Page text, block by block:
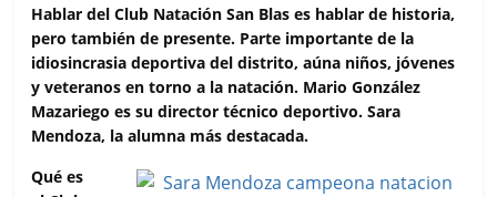
c
e
b
o
o
k
i
t
t
e
r
a
t
s
A
p
p
a
i
l
m
p
a
r
t
i
r
Hablar del Club Natación San Blas es hablar de historia,
pero también de presente. Parte importante de la
idiosincrasia deportiva del distrito, aúna niños, jóvenes
y veteranos en torno a la natación. Mario González
Mazariego es su director técnico deportivo. Sara
Mendoza, la alumna más destacada.
Qué es